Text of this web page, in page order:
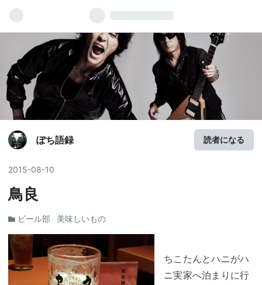
ぽち語録 読者になる
2015-08-10
鳥良
ビール部 美味しいもの
ちこたんとハニがハ
ニ実家へ泊まりに行